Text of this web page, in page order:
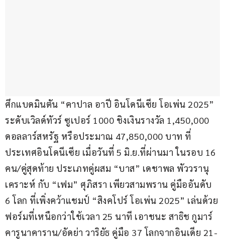
ศึกแบดมินตัน “คาปาล อาปี อินโดนีเซีย โอเพ่น 2025”
ระดับเวิลด์ทัวร์ ซูเปอร์ 1000 ชิงเงินรางวัล 1,450,000
ดอลลาร์สหรัฐ หรือประมาณ 47,850,000 บาท ที่
ประเทศอินโดนีเซีย เมื่อวันที่ 5 มิ.ย.ที่ผ่านมา ในรอบ 16
คน/คู่สุดท้าย ประเภทคู่ผสม “บาส” เดชาพล พัววรานุ
เคราะห์ กับ “เฟม” ศุภิสรา เพียวสามพราน คู่มืออันดับ
6 โลก ที่เพิ่งคว้าแชมป์ “สิงคโปร์ โอเพ่น 2025” เล่นด้วย
ฟอร์มที่เหนือกว่าใช้เวลา 25 นาที เอาชนะ สาธิช กูมาร์
คารูนาคาราน/อัดย่า วาริยัธ คู่มือ 37 โลกจากอินเดีย 21-